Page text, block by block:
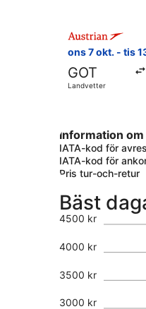
ons 7 okt. - tis
GOT
Landvetter
Information
IATA-kod för
IATA-kod för
Pris tur-och-retur
Bäst
3000 kr
3500 kr
4000 kr
4500 kr